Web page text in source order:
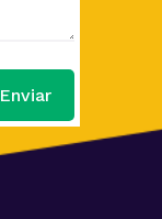
Enviar